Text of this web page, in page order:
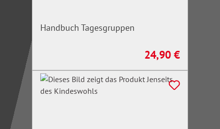
Handbuch Tagesgruppen
Regulärer Preis:
24,90 €